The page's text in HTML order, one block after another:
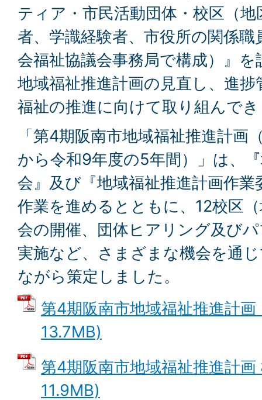
ティア・市民活動団体・校区（
者、学識経験者、市役所の関係
会福祉協議会事務局で構成）』
地域福祉推進計画の見直し、進
福祉の推進に向けて取り組んで
「第4期阪南市地域福祉推進計画
から令和9年度の5年間）」は、
会』及び『地域福祉推進計画作
作業を進めるとともに、12校区
会の開催、団体ヒアリング及び
実施など、さまざまな機会を通
ながら策定しました。
第4期阪南市地域福祉推進計
13.7MB)
第4期阪南市地域福祉推進計
11.9MB)